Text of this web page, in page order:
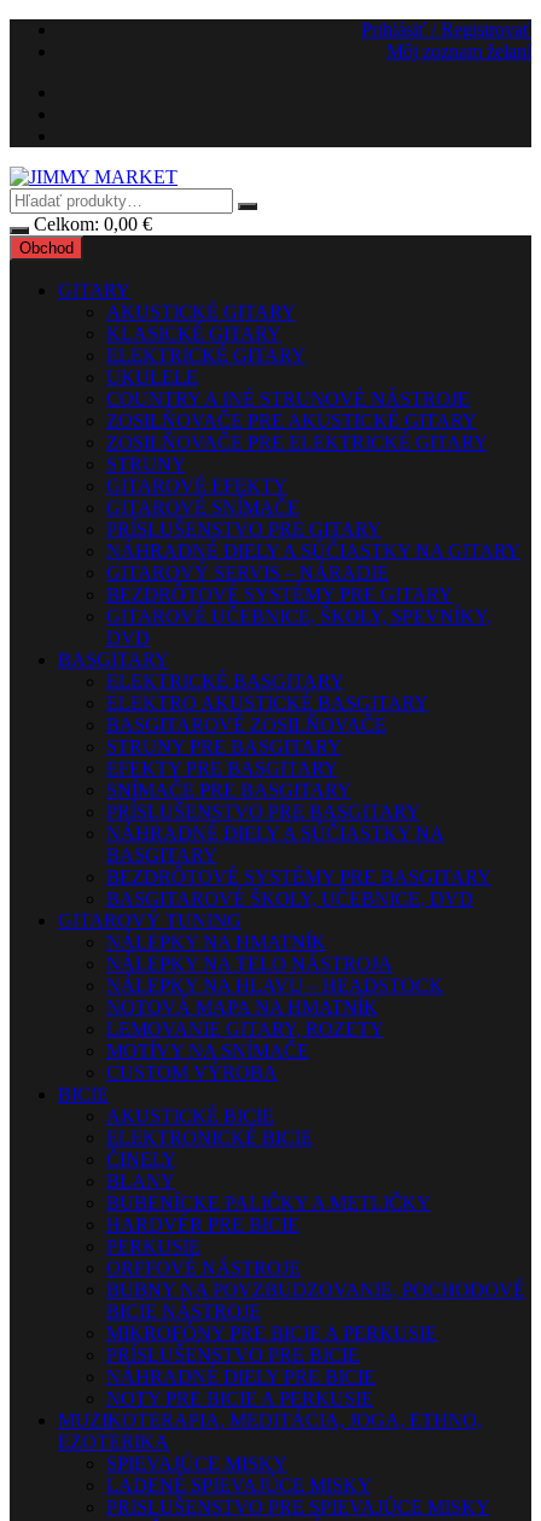
Preskočiť
Prihlásiť / Registrovať
Môj zoznam želaní
Celkom: 0,00 €
Obchod
GITARY
AKUSTICKÉ GITARY
KLASICKÉ GITARY
ELEKTRICKÉ GITARY
UKULELE
COUNTRY A INÉ STRUNOVÉ NÁSTROJE
ZOSILŇOVAČE PRE AKUSTICKÉ GITARY
ZOSILŇOVAČE PRE ELEKTRICKÉ GITARY
STRUNY
GITAROVÉ EFEKTY
GITAROVÉ SNÍMAČE
PRÍSLUŠENSTVO PRE GITARY
NÁHRADNÉ DIELY A SÚČIASTKY NA GITARY
GITAROVÝ SERVIS – NÁRADIE
BEZDRÔTOVÉ SYSTÉMY PRE GITARY
GITAROVÉ UČEBNICE, ŠKOLY, SPEVNÍKY,
DVD
BASGITARY
ELEKTRICKÉ BASGITARY
ELEKTRO AKUSTICKÉ BASGITARY
BASGITAROVÉ ZOSILŇOVAČE
STRUNY PRE BASGITARY
EFEKTY PRE BASGITARY
SNÍMAČE PRE BASGITARY
PRÍSLUŠENSTVO PRE BASGITARY
NÁHRADNÉ DIELY A SÚČIASTKY NA
BASGITARY
BEZDRÔTOVÉ SYSTÉMY PRE BASGITARY
BASGITAROVÉ ŠKOLY, UČEBNICE, DVD
GITAROVÝ TUNING
NÁLEPKY NA HMATNÍK
NÁLEPKY NA TELO NÁSTROJA
NÁLEPKY NA HLAVU – HEADSTOCK
NOTOVÁ MAPA NA HMATNÍK
LEMOVANIE GITARY, ROZETY
MOTÍVY NA SNÍMAČE
CUSTOM VÝROBA
BICIE
AKUSTICKÉ BICIE
ELEKTRONICKÉ BICIE
ČINELY
BLANY
BUBENÍCKE PALIČKY A METLIČKY
HARDVÉR PRE BICIE
PERKUSIE
ORFFOVÉ NÁSTROJE
BUBNY NA POVZBUDZOVANIE, POCHODOVÉ
BICIE NÁSTROJE
MIKROFÓNY PRE BICIE A PERKUSIE
PRÍSLUŠENSTVO PRE BICIE
NÁHRADNÉ DIELY PRE BICIE
NOTY PRE BICIE A PERKUSIE
MUZIKOTERAPIA, MEDITÁCIA, JOGA, ETHNO,
EZOTERIKA
SPIEVAJÚCE MISKY
LADENÉ SPIEVAJÚCE MISKY
PRISLUŠENSTVO PRE SPIEVAJÚCE MISKY